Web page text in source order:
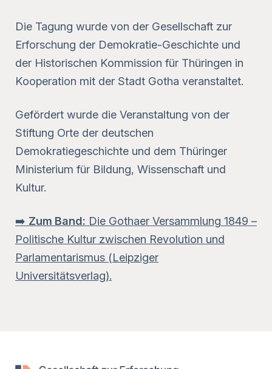
Die Tagung wurde von der Gesellschaft zur
Erforschung der Demokratie-Geschichte und
der Historischen Kommission für Thüringen in
Kooperation mit der Stadt Gotha veranstaltet.
Gefördert wurde die Veranstaltung von der
Stiftung Orte der deutschen
Demokratiegeschichte und dem Thüringer
Ministerium für Bildung, Wissenschaft und
Kultur.
➡️ Zum Band: Die Gothaer Versammlung 1849 –
Politische Kultur zwischen Revolution und
Parlamentarismus (Leipziger
Universitätsverlag).